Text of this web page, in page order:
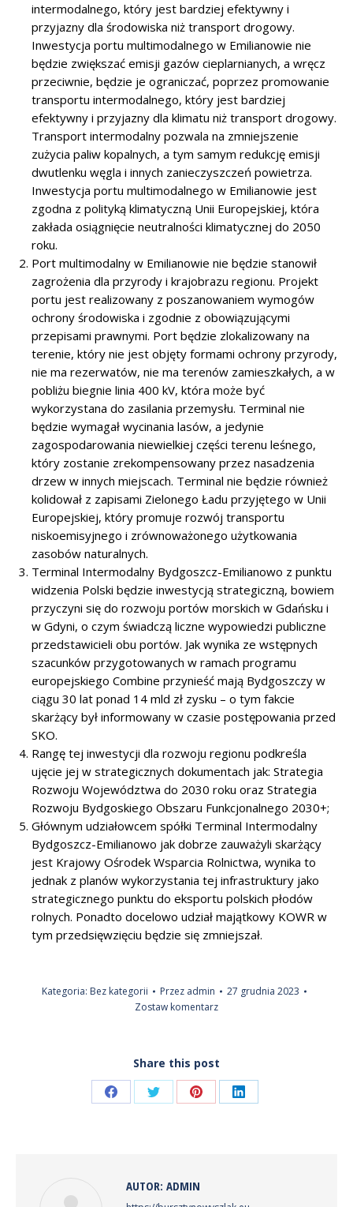
intermodalnego, który jest bardziej efektywny i
przyjazny dla środowiska niż transport drogowy.
Inwestycja portu multimodalnego w Emilianowie nie
będzie zwiększać emisji gazów cieplarnianych, a wręcz
przeciwnie, będzie je ograniczać, poprzez promowanie
transportu intermodalnego, który jest bardziej
efektywny i przyjazny dla klimatu niż transport drogowy.
Transport intermodalny pozwala na zmniejszenie
zużycia paliw kopalnych, a tym samym redukcję emisji
dwutlenku węgla i innych zanieczyszczeń powietrza.
Inwestycja portu multimodalnego w Emilianowie jest
zgodna z polityką klimatyczną Unii Europejskiej, która
zakłada osiągnięcie neutralności klimatycznej do 2050
roku.
Port multimodalny w Emilianowie nie będzie stanowił
zagrożenia dla przyrody i krajobrazu regionu. Projekt
portu jest realizowany z poszanowaniem wymogów
ochrony środowiska i zgodnie z obowiązującymi
przepisami prawnymi. Port będzie zlokalizowany na
terenie, który nie jest objęty formami ochrony przyrody,
nie ma rezerwatów, nie ma terenów zamieszkałych, a w
pobliżu biegnie linia 400 kV, która może być
wykorzystana do zasilania przemysłu. Terminal nie
będzie wymagał wycinania lasów, a jedynie
zagospodarowania niewielkiej części terenu leśnego,
który zostanie zrekompensowany przez nasadzenia
drzew w innych miejscach. Terminal nie będzie również
kolidował z zapisami Zielonego Ładu przyjętego w Unii
Europejskiej, który promuje rozwój transportu
niskoemisyjnego i zrównoważonego użytkowania
zasobów naturalnych.
Terminal Intermodalny Bydgoszcz-Emilianowo z punktu
widzenia Polski będzie inwestycją strategiczną, bowiem
przyczyni się do rozwoju portów morskich w Gdańsku i
w Gdyni, o czym świadczą liczne wypowiedzi publiczne
przedstawicieli obu portów. Jak wynika ze wstępnych
szacunków przygotowanych w ramach programu
europejskiego Combine przynieść mają Bydgoszczy w
ciągu 30 lat ponad 14 mld zł zysku – o tym fakcie
skarżący był informowany w czasie postępowania przed
SKO.
Rangę tej inwestycji dla rozwoju regionu podkreśla
ujęcie jej w strategicznych dokumentach jak: Strategia
Rozwoju Województwa do 2030 roku oraz Strategia
Rozwoju Bydgoskiego Obszaru Funkcjonalnego 2030+;
Głównym udziałowcem spółki Terminal Intermodalny
Bydgoszcz-Emilianowo jak dobrze zauważyli skarżący
jest Krajowy Ośrodek Wsparcia Rolnictwa, wynika to
jednak z planów wykorzystania tej infrastruktury jako
strategicznego punktu do eksportu polskich płodów
rolnych. Ponadto docelowo udział majątkowy KOWR w
tym przedsięwzięciu będzie się zmniejszał.
Kategoria: Bez kategorii Przez admin
27 grudnia 2023
Zostaw komentarz
Share this post
Share Share Share Share
AUTOR: ADMIN